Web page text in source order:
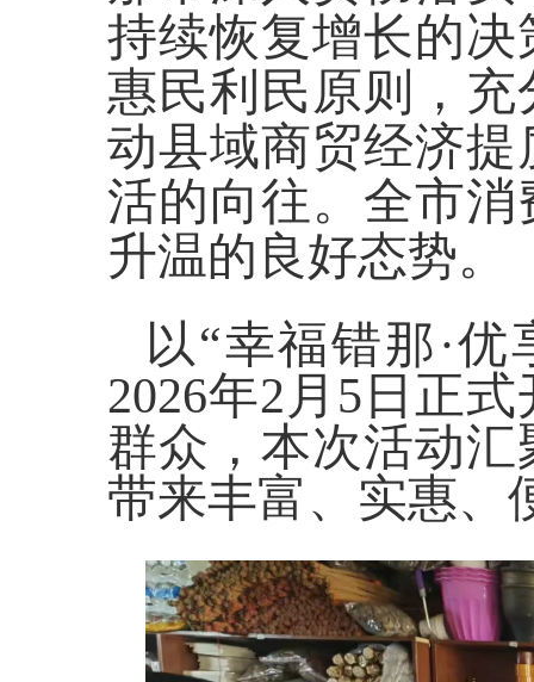
持续恢复增长的
惠民利民原则，
动县域商贸经济
活的向往。全市
升温的良好态势。
以“幸福错那·
2026年2月5日正
群众，本次活动
带来丰富、实惠、